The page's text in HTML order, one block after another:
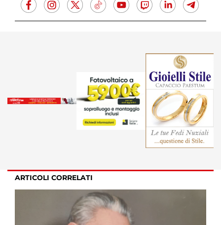
ARTICOLI CORRELATI